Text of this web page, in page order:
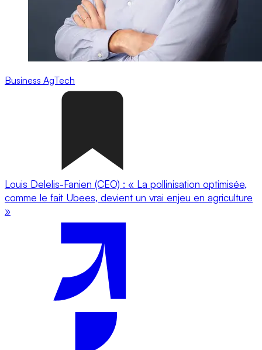
Business AgTech
Louis Delelis-Fanien (CEO) : « La pollinisation optimisée,
comme le fait Ubees, devient un vrai enjeu en agriculture
»